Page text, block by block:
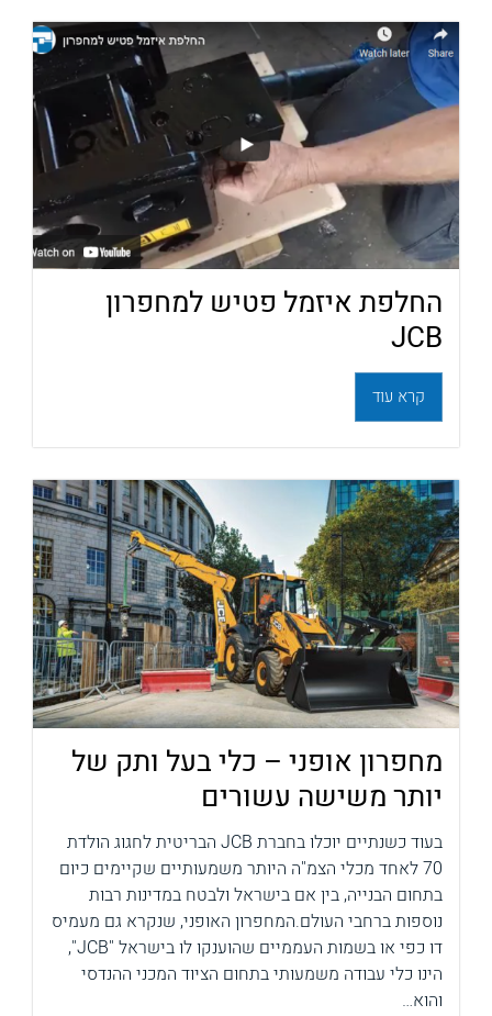
החלפת איזמל פטיש למחפרון
JCB
קרא עוד
מחפרון אופני – כלי בעל ותק של
יותר משישה עשורים
בעוד כשנתיים יוכלו בחברת JCB הבריטית לחגוג הולדת
70 לאחד מכלי הצמ"ה היותר משמעותיים שקיימים כיום
בתחום הבנייה, בין אם בישראל ולבטח במדינות רבות
נוספות ברחבי העולם.המחפרון האופני, שנקרא גם מעמיס
דו כפי או בשמות העממיים שהוענקו לו בישראל "JCB",
הינו כלי עבודה משמעותי בתחום הציוד המכני ההנדסי
והוא…